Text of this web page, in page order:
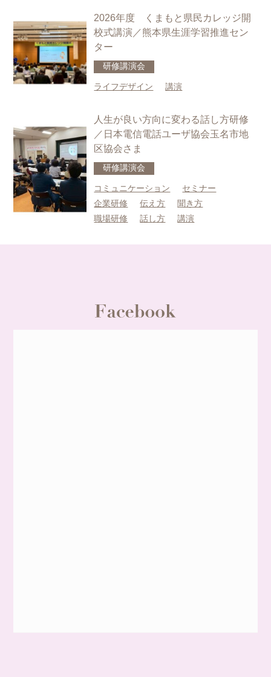
2026年度 くまもと県民カレッジ開
校式講演／熊本県生涯学習推進セン
ター
研修講演会
ライフデザイン 講演
人生が良い方向に変わる話し方研修
／日本電信電話ユーザ協会玉名市地
区協会さま
研修講演会
コミュニケーション
セミナー
企業研修
伝え方
聞き方
職場研修
話し方 講演